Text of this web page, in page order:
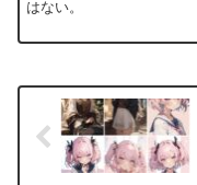
はない。